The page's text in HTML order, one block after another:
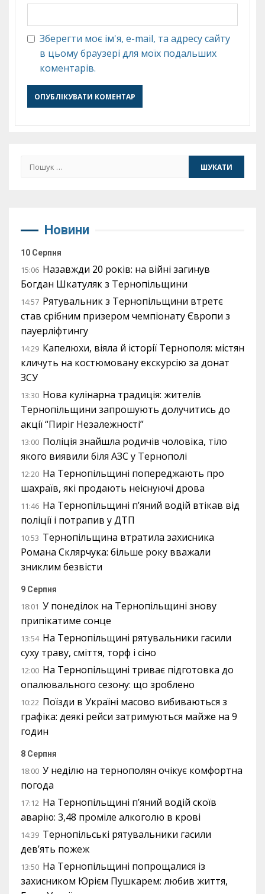
Зберегти моє ім'я, e-mail, та адресу сайту
в цьому браузері для моїх подальших
коментарів.
Пошук:
Новини
10 Серпня
15:06 Назавжди 20 років: на війні загинув
Богдан Шкатуляк з Тернопільщини
14:57 Рятувальник з Тернопільщини втретє
став срібним призером чемпіонату Європи з
пауерліфтингу
14:29 Капелюхи, віяла й історії Тернополя: містян
кличуть на костюмовану екскурсію за донат
ЗСУ
13:30 Нова кулінарна традиція: жителів
Тернопільщини запрошують долучитись до
акції “Пиріг Незалежності”
13:00 Поліція знайшла родичів чоловіка, тіло
якого виявили біля АЗС у Тернополі
12:20 На Тернопільщині попереджають про
шахраїв, які продають неіснуючі дрова
11:46 На Тернопільщині п’яний водій втікав від
поліції і потрапив у ДТП
10:53 Тернопільщина втратила захисника
Романа Склярчука: більше року вважали
зниклим безвісти
9 Серпня
18:01 У понеділок на Тернопільщині знову
припікатиме сонце
13:54 На Тернопільщині рятувальники гасили
суху траву, сміття, торф і сіно
12:00 На Тернопільщині триває підготовка до
опалювального сезону: що зроблено
10:22 Поїзди в Україні масово вибиваються з
графіка: деякі рейси затримуються майже на 9
годин
8 Серпня
18:00 У неділю на тернополян очікує комфортна
погода
17:12 На Тернопільщині п’яний водій скоїв
аварію: 3,48 проміле алкоголю в крові
14:39 Тернопільські рятувальники гасили
дев’ять пожеж
13:50 На Тернопільщині попрощалися із
захисником Юрієм Пушкарем: любив життя,